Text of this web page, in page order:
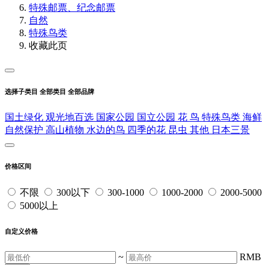
特殊邮票、纪念邮票
自然
特殊鸟类
收藏此页
选择子类目 全部类目 全部品牌
国土绿化 观光地百选 国家公园 国立公园 花 鸟 特殊鸟类 海鲜
自然保护 高山植物 水边的鸟 四季的花 昆虫 其他 日本三景
价格区间
不限 300以下 300-1000 1000-2000
2000-5000
5000以上
自定义价格
~ RMB